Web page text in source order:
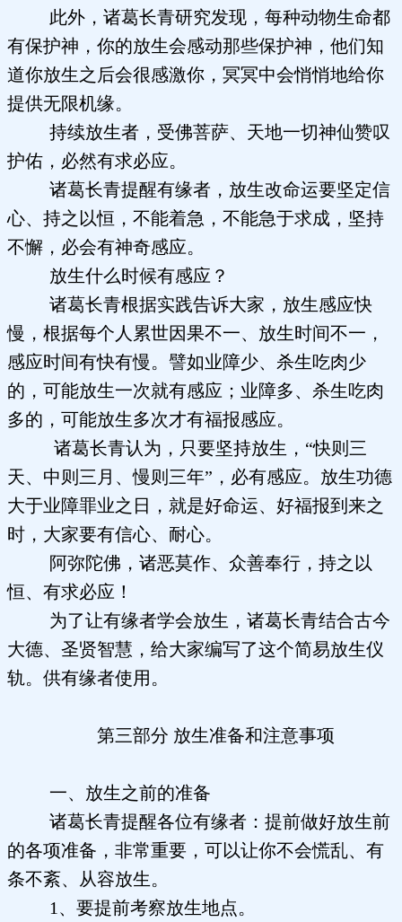
此外，诸葛长青研究发现，每种动物生命都
有保护神，你的放生会感动那些保护神，他们知
道你放生之后会很感激你，冥冥中会悄悄地给你
提供无限机缘。
持续放生者，受佛菩萨、天地一切神仙赞叹
护佑，必然有求必应。
诸葛长青提醒有缘者，放生改命运要坚定信
心、持之以恒，不能着急，不能急于求成，坚持
不懈，必会有神奇感应。
放生什么时候有感应？
诸葛长青根据实践告诉大家，放生感应快
慢，根据每个人累世因果不一、放生时间不一，
感应时间有快有慢。譬如业障少、杀生吃肉少
的，可能放生一次就有感应；业障多、杀生吃肉
多的，可能放生多次才有福报感应。
诸葛长青认为，只要坚持放生，“快则三
天、中则三月、慢则三年”，必有感应。放生功德
大于业障罪业之日，就是好命运、好福报到来之
时，大家要有信心、耐心。
阿弥陀佛，诸恶莫作、众善奉行，持之以
恒、有求必应！
为了让有缘者学会放生，诸葛长青结合古今
大德、圣贤智慧，给大家编写了这个简易放生仪
轨。供有缘者使用。
第三部分 放生准备和注意事项
一、放生之前的准备
诸葛长青提醒各位有缘者：提前做好放生前
的各项准备，非常重要，可以让你不会慌乱、有
条不紊、从容放生。
1、要提前考察放生地点。